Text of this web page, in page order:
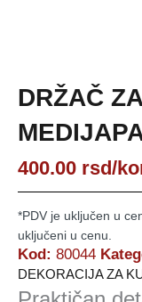
DRŽAČ
400.00 rsd/
*PDV je uključen u
uključeni u cenu.
Kod: 80044
DEKORACIJA ZA